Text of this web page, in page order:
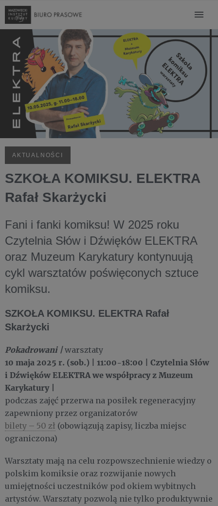
AKTUALNOŚCI
SZKOŁA KOMIKSU. ELEKTRA
Rafał Skarżycki
Fani i fanki komiksu! W 2025 roku
Czytelnia Słów i Dźwięków ELEKTRA
oraz Muzeum Karykatury kontynuują
cykl warsztatów poświęconych sztuce
komiksu.
SZKOŁA KOMIKSU. ELEKTRA Rafał
Skarżycki
Pokadrowani | warsztaty
10 maja 2025 r. (sob.) | 11:00-18:00 | Czytelnia Słów
i Dźwięków ELEKTRA we współpracy z Muzeum
Karykatury
podczas zajęć przerwa na posiłek regeneracyjny
zapewniony przez organizatorów
bilety – 50 zł (obowiązują zapisy, liczba miejsc
ograniczona)
Warsztaty mają na celu rozpowszechnienie wiedzy o
polskim komiksie oraz rozwijanie nowych
umiejętności uczestników pod okiem wybitnych
artystów. Warsztaty pozwolą nie tylko produktywnie